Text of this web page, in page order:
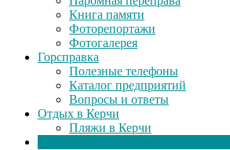
Книга памяти
Фоторепортажи
Фотогалерея
Горсправка
Полезные телефоны
Каталог предприятий
Вопросы и ответы
Отдых в Керчи
Пляжи в Керчи